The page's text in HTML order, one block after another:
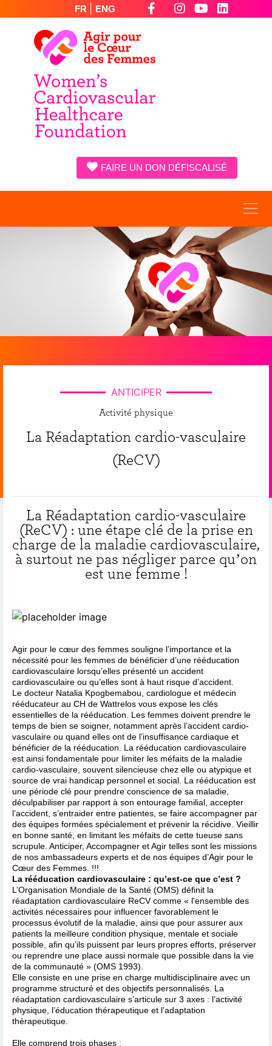
FR ENG
FAIRE UN DON DÉFISCALISÉ
ANTICIPER
Activité physique
La Réadaptation cardio-vasculaire
(ReCV)
La Réadaptation cardio-vasculaire
(ReCV) : une étape clé de la prise en
charge de la maladie cardiovasculaire,
à surtout ne pas négliger parce qu’on
est une femme !
Agir pour le cœur des femmes souligne l’importance et la
nécessité pour les femmes de bénéficier d’une rééducation
cardiovasculaire lorsqu’elles présenté un accident
cardiovasculaire ou qu’elles sont à haut risque d’accident.
Le docteur Natalia Kpogbemabou, cardiologue et médecin
rééducateur au CH de Wattrelos vous expose les clés
essentielles de la rééducation. Les femmes doivent prendre le
temps de bien se soigner, notamment après l’accident cardio-
vasculaire ou quand elles ont de l’insuffisance cardiaque et
bénéficier de la rééducation. La rééducation cardiovasculaire
est ainsi fondamentale pour limiter les méfaits de la maladie
cardio-vasculaire, souvent silencieuse chez elle ou atypique et
source de vrai handicap personnel et social. La rééducation est
une période clé pour prendre conscience de sa maladie,
déculpabiliser par rapport à son entourage familial, accepter
l’accident, s’entraider entre patientes, se faire accompagner par
des équipes formées spécialement et prévenir la récidive. Vieillir
en bonne santé, en limitant les méfaits de cette tueuse sans
scrupule. Anticiper, Accompagner et Agir telles sont les missions
de nos ambassadeurs experts et de nos équipes d’Agir pour le
Cœur des Femmes. !!!
La rééducation cardiovasculaire : qu’est-ce que c’est ?
L’Organisation Mondiale de la Santé (OMS) définit la
réadaptation cardiovasculaire ReCV comme « l'ensemble des
activités nécessaires pour influencer favorablement le
processus évolutif de la maladie, ainsi que pour assurer aux
patients la meilleure condition physique, mentale et sociale
possible, afin qu'ils puissent par leurs propres efforts, préserver
ou reprendre une place aussi normale que possible dans la vie
de la communauté » (OMS 1993).
Elle consiste en une prise en charge multidisciplinaire avec un
programme structuré et des objectifs personnalisés. La
réadaptation cardiovasculaire s’articule sur 3 axes : l’activité
physique, l’éducation thérapeutique et l’adaptation
thérapeutique.
Elle comprend trois phases :